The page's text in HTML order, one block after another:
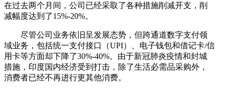
在过去两个月间，公司已经采取了各种措施削减开支，削
减幅度达到了15%-20%。
尽管公司业务依旧呈发展态势，但跨通道数字支付领
域业务，包括统一支付接口（UPI）、电子钱包和借记卡/信
用卡等方面却下降了30%-40%。由于新冠肺炎疫情和封城
措施，印度国内经济受到打击，除了生活必需品采购外，
消费者已经不再进行更其他消费。